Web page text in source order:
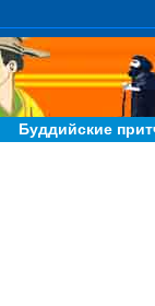
Буддийские